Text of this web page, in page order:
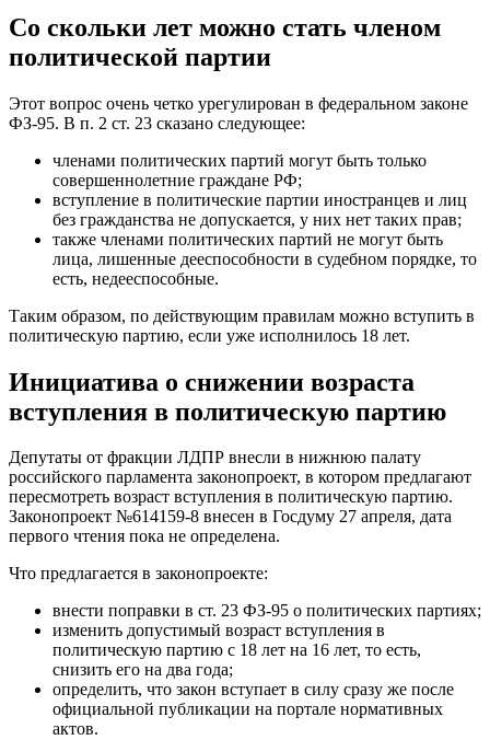
Со скольки лет можно стать членом
политической партии
Этот вопрос очень четко урегулирован в федеральном законе
ФЗ-95. В п. 2 ст. 23 сказано следующее:
членами политических партий могут быть только
совершеннолетние граждане РФ;
вступление в политические партии иностранцев и лиц
без гражданства не допускается, у них нет таких прав;
также членами политических партий не могут быть
лица, лишенные дееспособности в судебном порядке, то
есть, недееспособные.
Таким образом, по действующим правилам можно вступить в
политическую партию, если уже исполнилось 18 лет.
Инициатива о снижении возраста
вступления в политическую партию
Депутаты от фракции ЛДПР внесли в нижнюю палату
российского парламента законопроект, в котором предлагают
пересмотреть возраст вступления в политическую партию.
Законопроект №614159-8 внесен в Госдуму 27 апреля, дата
первого чтения пока не определена.
Что предлагается в законопроекте:
внести поправки в ст. 23 ФЗ-95 о политических партиях;
изменить допустимый возраст вступления в
политическую партию с 18 лет на 16 лет, то есть,
снизить его на два года;
определить, что закон вступает в силу сразу же после
официальной публикации на портале нормативных
актов.